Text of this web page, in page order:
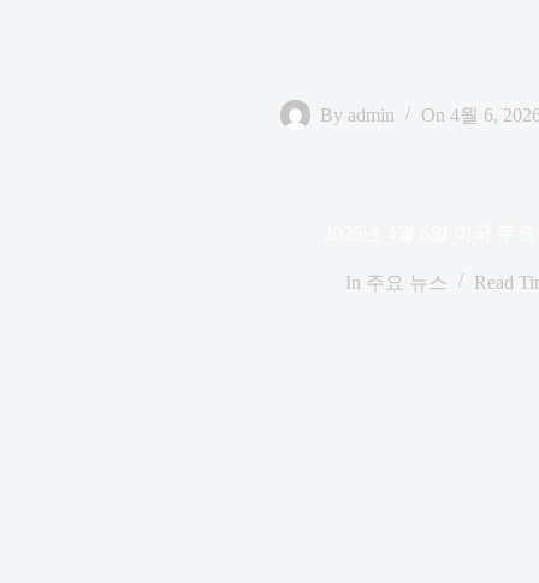
By admin On 4월 6,
In 주요 뉴스 Read